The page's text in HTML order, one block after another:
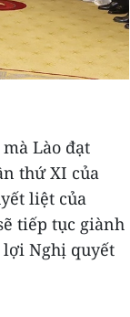
Lào đạt
thứ XI của
liệt của
tiếp tục giành
Nghị quyết